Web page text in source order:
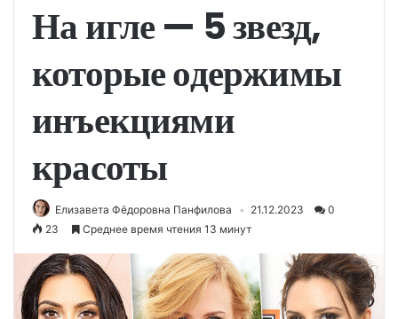
На игле — 5 звезд,
которые одержимы
инъекциями
красоты
Елизавета Фёдоровна Панфилова 21.12.2023
0
23
Среднее время чтения 13 минут